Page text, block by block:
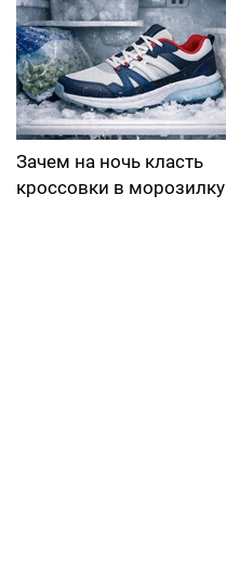
Зачем на ночь класть
кроссовки в морозилку